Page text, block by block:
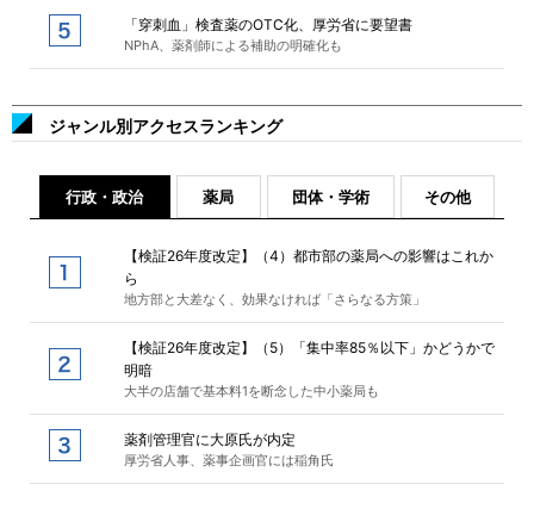
「穿刺血」検査薬のOTC化、厚労省に要望書
NPhA、薬剤師による補助の明確化も
ジャンル別アクセスランキング
行政・政治 薬局 団体・学術 その他
【検証26年度改定】（4）都市部の薬局への影響はこれか
ら
地方部と大差なく、効果なければ「さらなる方策」
【検証26年度改定】（5）「集中率85％以下」かどうかで
明暗
大半の店舗で基本料1を断念した中小薬局も
薬剤管理官に大原氏が内定
厚労省人事、薬事企画官には稲角氏